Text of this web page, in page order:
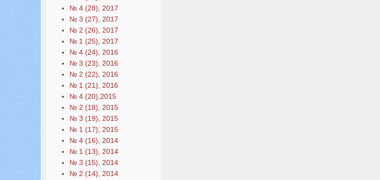
№ 4 (28), 2017
№ 3 (27), 2017
№ 2 (26), 2017
№ 1 (25), 2017
№ 4 (24), 2016
№ 3 (23), 2016
№ 2 (22), 2016
№ 1 (21), 2016
№ 4 (20),2015
№ 2 (18), 2015
№ 3 (19), 2015
№ 1 (17), 2015
№ 4 (16), 2014
№ 1 (13), 2014
№ 3 (15), 2014
№ 2 (14), 2014